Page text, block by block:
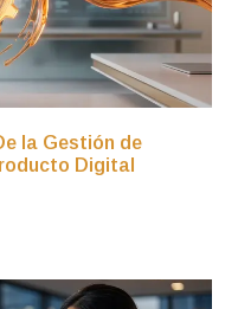
la Gestión de
Digital